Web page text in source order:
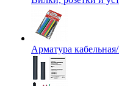
Арматура